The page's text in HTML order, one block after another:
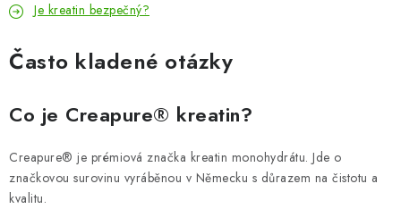
Je kreatin bezpečný?
Často kladené otázky
Co je Creapure® kreatin?
Creapure® je prémiová značka kreatin monohydrátu. Jde o
značkovou surovinu vyráběnou v Německu s důrazem na čistotu a
kvalitu.